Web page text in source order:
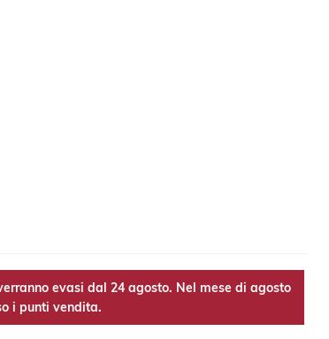
evasi dal 24 agosto. Nel mese di agosto
i punti vendita.